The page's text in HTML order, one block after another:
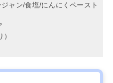
ャン/食塩/にんにくペースト